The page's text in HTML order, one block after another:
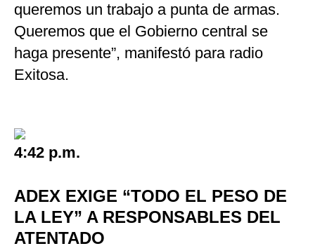
queremos un trabajo a punta de armas.
Queremos que el Gobierno central se
haga presente”, manifestó para radio
Exitosa.
4:42 p.m.
ADEX EXIGE “TODO EL PESO DE
LA LEY” A RESPONSABLES DEL
ATENTADO